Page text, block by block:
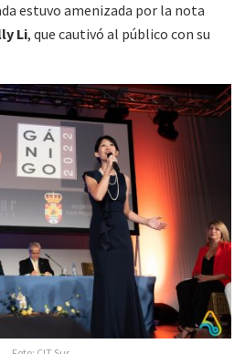
estuvo amenizada por la nota
Li, que cautivó al público con su